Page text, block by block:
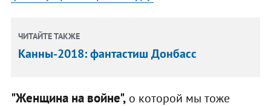
ЧИТАЙТЕ ТАКЖЕ
Канны-2018: фантастиш Донбасс
"Женщина на войне",о которой мы тоже